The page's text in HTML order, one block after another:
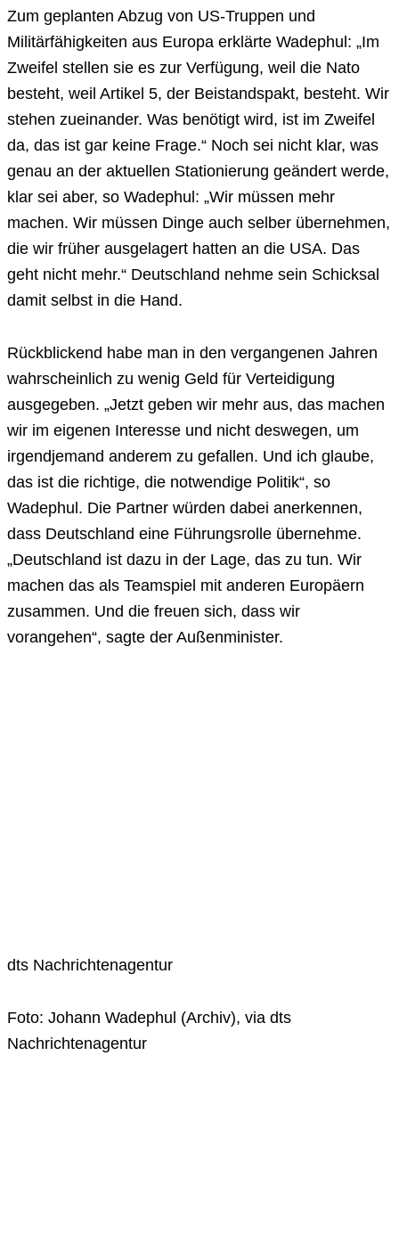
Zum geplanten Abzug von US-Truppen und
Militärfähigkeiten aus Europa erklärte Wadephul: „Im
Zweifel stellen sie es zur Verfügung, weil die Nato
besteht, weil Artikel 5, der Beistandspakt, besteht. Wir
stehen zueinander. Was benötigt wird, ist im Zweifel
da, das ist gar keine Frage.“ Noch sei nicht klar, was
genau an der aktuellen Stationierung geändert werde,
klar sei aber, so Wadephul: „Wir müssen mehr
machen. Wir müssen Dinge auch selber übernehmen,
die wir früher ausgelagert hatten an die USA. Das
geht nicht mehr.“ Deutschland nehme sein Schicksal
damit selbst in die Hand.
Rückblickend habe man in den vergangenen Jahren
wahrscheinlich zu wenig Geld für Verteidigung
ausgegeben. „Jetzt geben wir mehr aus, das machen
wir im eigenen Interesse und nicht deswegen, um
irgendjemand anderem zu gefallen. Und ich glaube,
das ist die richtige, die notwendige Politik“, so
Wadephul. Die Partner würden dabei anerkennen,
dass Deutschland eine Führungsrolle übernehme.
„Deutschland ist dazu in der Lage, das zu tun. Wir
machen das als Teamspiel mit anderen Europäern
zusammen. Und die freuen sich, dass wir
vorangehen“, sagte der Außenminister.
dts Nachrichtenagentur
Foto: Johann Wadephul (Archiv), via dts
Nachrichtenagentur